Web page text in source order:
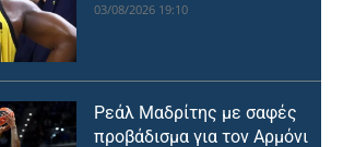
03/08/2026 19:10
Ρεάλ Μαδρίτης με σαφές
προβάδισμα για τον Αρμόνι